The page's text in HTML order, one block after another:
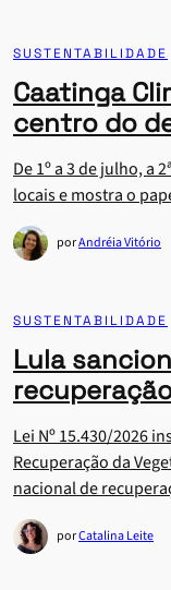
SUSTENTABILIDADE
Caatinga
centro do
De 1º a 3 de julho, a
locais e mostra o
porAndréia Vitório
SUSTENTABILIDADE
Lula
Lei Nº 15.430/2026
Recuperação da
nacional de
porCatalina Leite